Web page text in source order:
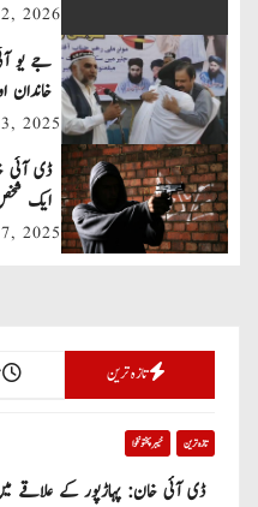
a
v
i
g
a
o
n
2026
جے یو
خاندان
شامل
2025
ڈی آئی
ایک
2025
تازہ ترین
تازہ ترین خیبر پختونخوا
ڈی آئی خان: پہاڑپور کے علاقے